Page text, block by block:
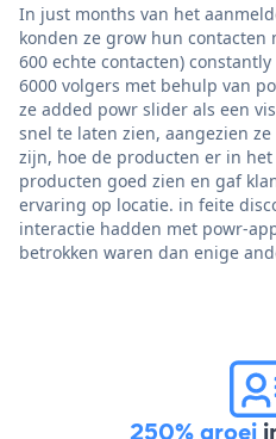
In just months van het
konden ze grow hun contacten
600 echte contacten)
6000 volgers met behulp van
ze added powr slider als een
snel te laten zien, aangezien
zijn, hoe de producten er in
producten goed zien en gaf
ervaring op locatie. in feite
interactie hadden met powr-
betrokken waren dan enige
250% groei